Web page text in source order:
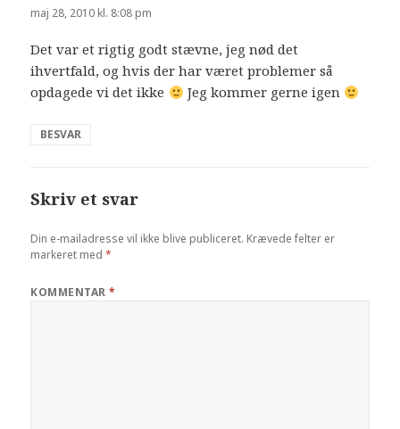
maj 28, 2010 kl. 8:08 pm
Det var et rigtig godt stævne, jeg nød det
ihvertfald, og hvis der har været problemer så
opdagede vi det ikke
Jeg kommer gerne igen
BESVAR
Skriv et svar
Din e-mailadresse vil ikke blive publiceret. Krævede felter er
markeret med*
KOMMENTAR*